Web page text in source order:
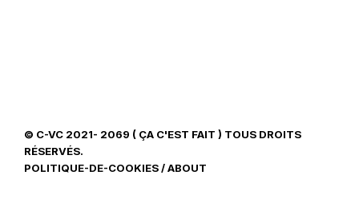
© C-VC 2021- 2069 ( ÇA C'EST FAIT ) TOUS DROITS
RÉSERVÉS.
POLITIQUE-DE-COOKIES/ABOUT